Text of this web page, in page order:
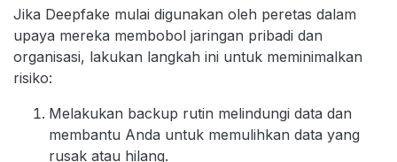
Jika Deepfake mulai digunakan oleh peretas dalam
upaya mereka membobol jaringan pribadi dan
organisasi, lakukan langkah ini untuk meminimalkan
risiko:
Melakukan backup rutin melindungi data dan
membantu Anda untuk memulihkan data yang
rusak atau hilang.